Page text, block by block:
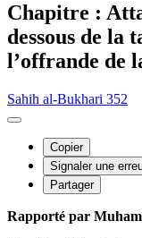
Chapitre :
dessous de la
l’offrande de
Sahih al-Bukhari 352
Copier
Signaler une
Partager
Rapporté par